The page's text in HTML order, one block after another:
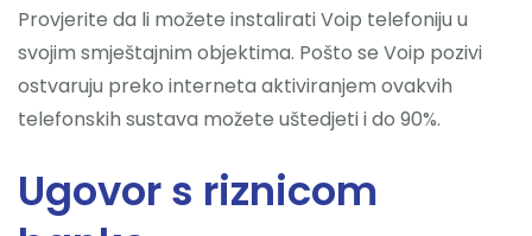
Provjerite da li možete instalirati Voip telefoniju u
svojim smještajnim objektima. Pošto se Voip pozivi
ostvaruju preko interneta aktiviranjem ovakvih
telefonskih sustava možete uštedjeti i do 90%.
Ugovor s riznicom